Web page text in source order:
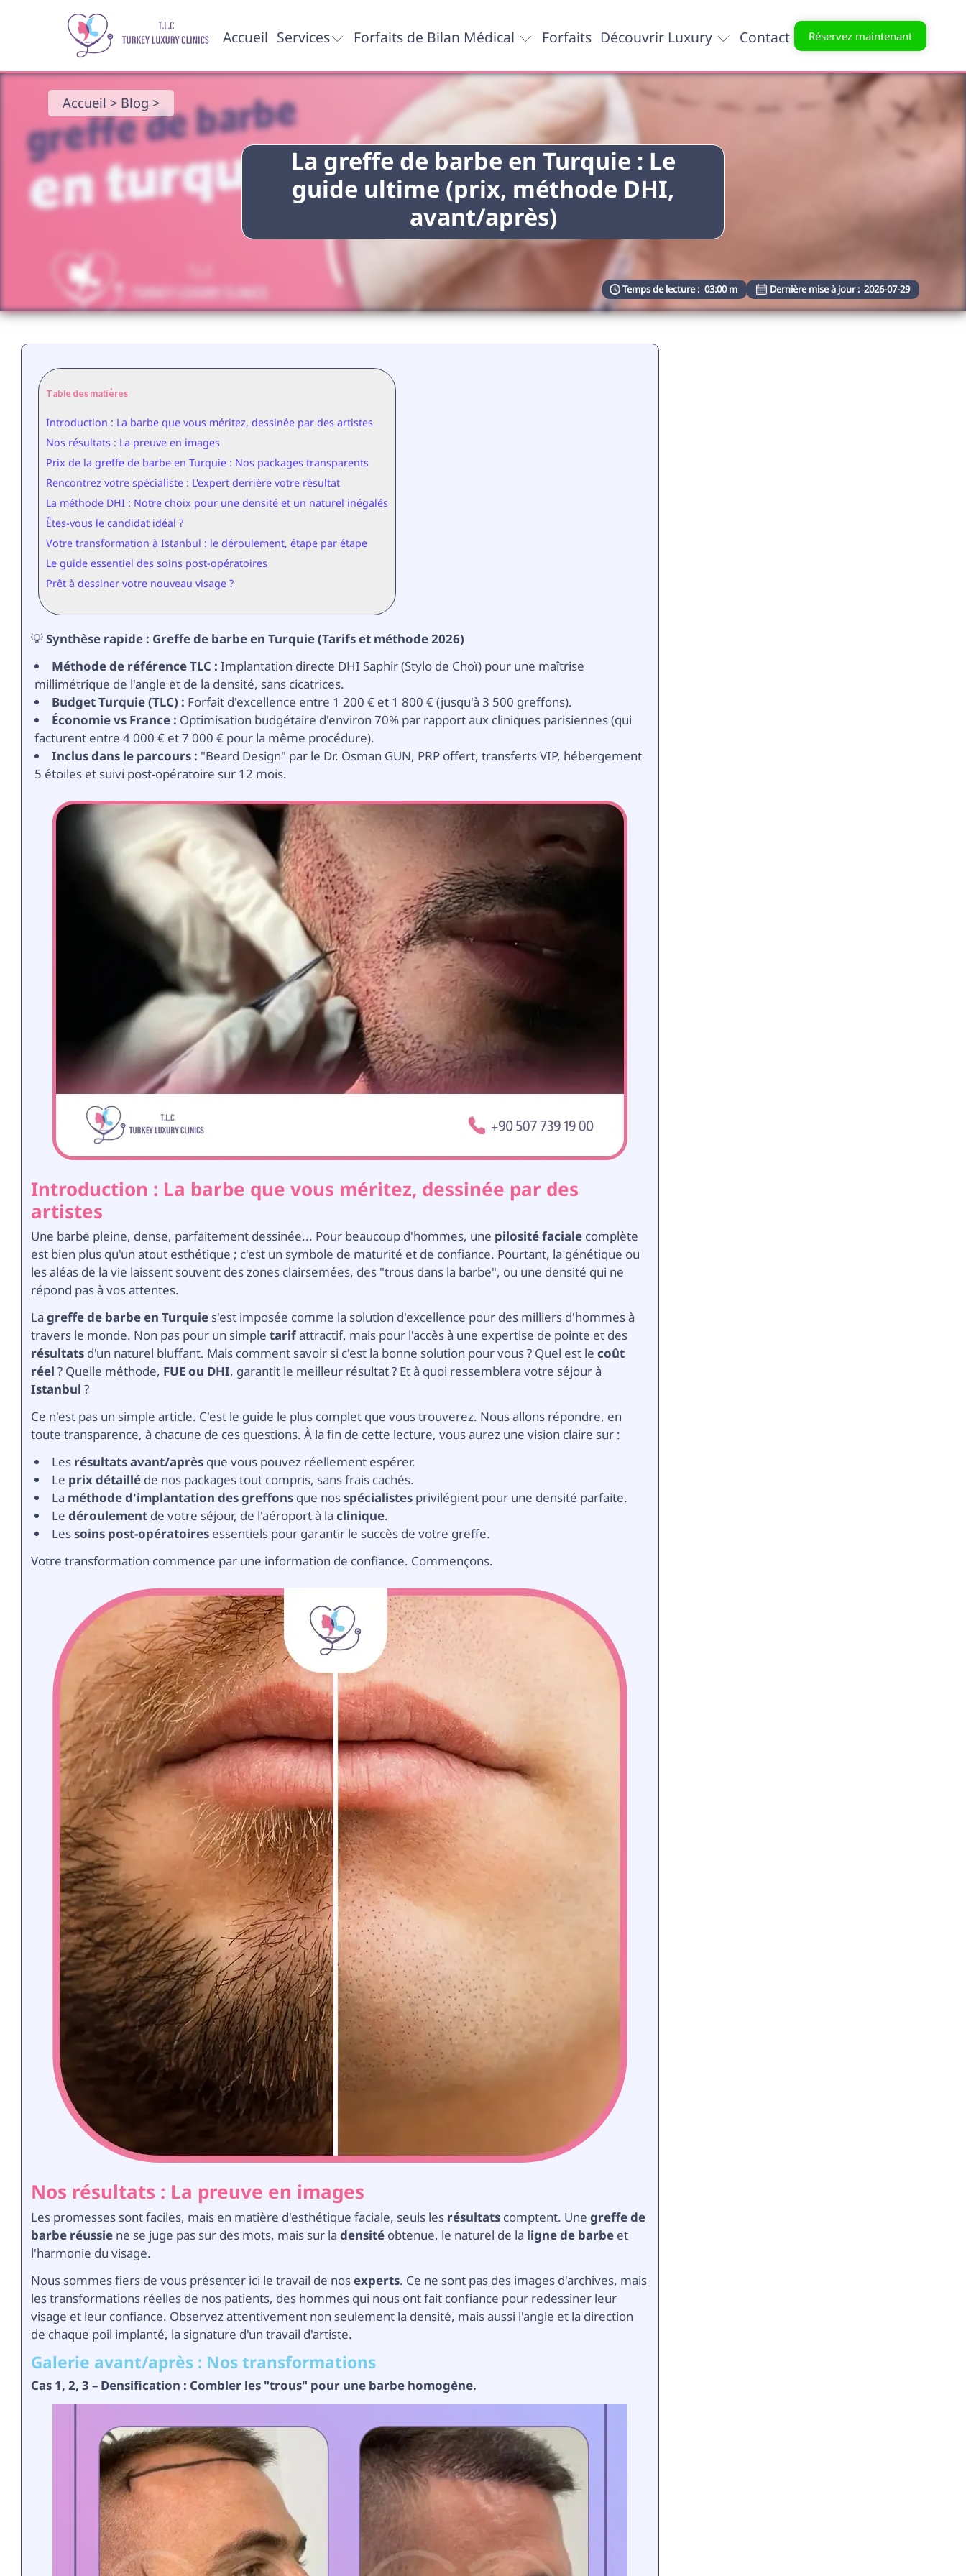
Accueil Services Forfaits de Bilan Médical Forfaits Découvrir Luxury Contact Réservez maintenant
La greffe de barbe en Turquie : Le
guide ultime (prix, méthode DHI,
avant/après)
Accueil > Blog >
Temps de lecture : 03:00 m Dernière mise à jour : 2026-07-29
Table des matières
Introduction : La barbe que vous méritez, dessinée par des artistes
Nos résultats : La preuve en images
Prix de la greffe de barbe en Turquie : Nos packages transparents
Rencontrez votre spécialiste : L'expert derrière votre résultat
La méthode DHI : Notre choix pour une densité et un naturel inégalés
Êtes-vous le candidat idéal ?
Votre transformation à Istanbul : le déroulement, étape par étape
Le guide essentiel des soins post-opératoires
Prêt à dessiner votre nouveau visage ?
💡 Synthèse rapide : Greffe de barbe en Turquie (Tarifs et méthode 2026)
Méthode de référence TLC : Implantation directe DHI Saphir (Stylo de Choï) pour une maîtrise
millimétrique de l'angle et de la densité, sans cicatrices.
Budget Turquie (TLC) : Forfait d'excellence entre 1 200 € et 1 800 € (jusqu'à 3 500 greffons).
Économie vs France : Optimisation budgétaire d'environ 70% par rapport aux cliniques parisiennes (qui
facturent entre 4 000 € et 7 000 € pour la même procédure).
Inclus dans le parcours : "Beard Design" par le Dr. Osman GUN, PRP offert, transferts VIP, hébergement
5 étoiles et suivi post-opératoire sur 12 mois.
Introduction : La barbe que vous méritez, dessinée par des
artistes
Une barbe pleine, dense, parfaitement dessinée... Pour beaucoup d'hommes, une pilosité faciale complète
est bien plus qu'un atout esthétique ; c'est un symbole de maturité et de confiance. Pourtant, la génétique ou
les aléas de la vie laissent souvent des zones clairsemées, des "trous dans la barbe", ou une densité qui ne
répond pas à vos attentes.
Lagreffe de barbe en Turquie s'est imposée comme la solution d'excellence pour des milliers d'hommes à
travers le monde. Non pas pour un simpletarifattractif, mais pour l'accès à une expertise de pointe et des
résultats d'un naturel bluffant. Mais comment savoir si c'est la bonne solution pour vous ? Quel est lecoût
réel ? Quelle méthode, FUE ou DHI, garantit le meilleur résultat ? Et à quoi ressemblera votre séjour à
Istanbul ?
Ce n'est pas un simple article. C'est le guide le plus complet que vous trouverez. Nous allons répondre, en
toute transparence, à chacune de ces questions. À la fin de cette lecture, vous aurez une vision claire sur :
Les résultats avant/après que vous pouvez réellement espérer.
Le prix détaillé de nos packages tout compris, sans frais cachés.
La méthode d'implantation des greffons que nosspécialistes privilégient pour une densité parfaite.
Ledéroulement de votre séjour, de l'aéroport à laclinique.
Lessoins post-opératoires essentiels pour garantir le succès de votre greffe.
Votre transformation commence par une information de confiance. Commençons.
Nos résultats : La preuve en images
Les promesses sont faciles, mais en matière d'esthétique faciale, seuls les résultats comptent. Unegreffe de
barbe réussie ne se juge pas sur des mots, mais sur ladensité obtenue, le naturel de la ligne de barbe et
l'harmonie du visage.
Nous sommes fiers de vous présenter ici le travail de nosexperts. Ce ne sont pas des images d'archives, mais
les transformations réelles de nos patients, des hommes qui nous ont fait confiance pour redessiner leur
visage et leur confiance. Observez attentivement non seulement la densité, mais aussi l'angle et la direction
de chaque poil implanté, la signature d'un travail d'artiste.
Galerie avant/après : Nos transformations
Cas 1, 2, 3 – Densification : Combler les "trous" pour une barbe homogène.